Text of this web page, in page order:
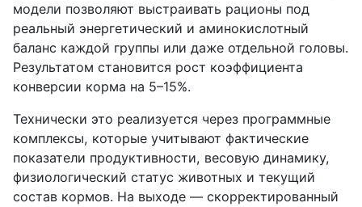
модели позволяют выстраивать рационы под
реальный энергетический и аминокислотный
баланс каждой группы или даже отдельной головы.
Результатом становится рост коэффициента
конверсии корма на 5–15%.
Технически это реализуется через программные
комплексы, которые учитывают фактические
показатели продуктивности, весовую динамику,
физиологический статус животных и текущий
состав кормов. На выходе — скорректированный